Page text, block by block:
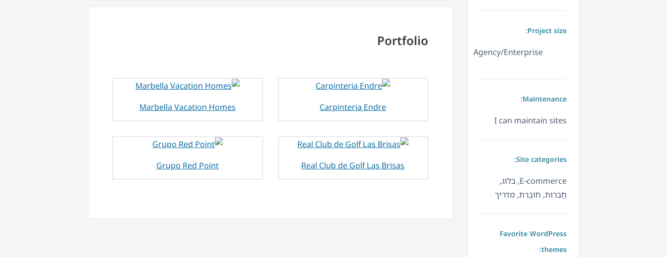
Project size:
Agency/Enterprise
Maintenance:
I can maintain sites
Site categories:
E-commerce, בלוג,
חֲבֵרוּת, חוֹבֶרֶת, מדריך
Favorite WordPress
themes:
Portfolio
Carpinteria Endre
Marbella Vacation Homes
Real Club de Golf Las Brisas
Grupo Red Point